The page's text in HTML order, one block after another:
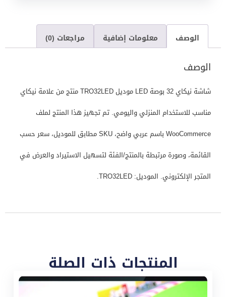
الوصف معلومات إضافية مراجعات (0)
الوصف
شاشة نيكاي 32 بوصة LED موديل TRO32LED منتج من علامة نيكاي
مناسب للاستخدام المنزلي واليومي. تم تجهيز هذا المنتج لملف
WooCommerce باسم عربي واضح، SKU مطابق للموديل، سعر حسب
القائمة، وصورة مرتبطة بالمنتج/الفئة لتسهيل الاستيراد والعرض في
المتجر الإلكتروني. الموديل: TRO32LED.
المنتجات ذات الصلة